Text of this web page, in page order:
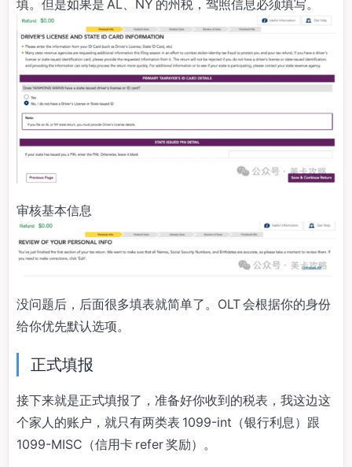
填。但是如果是 AL、NY 的州税，驾照信息必须填写。
审核基本信息
没问题后，后面很多填表就简单了。OLT 会根据你的身份
给你优先默认选项。
正式填报
接下来就是正式填报了，准备好你收到的税表，我这边这
个家人的账户，就只有两类表 1099-int（银行利息）跟
1099-MISC（信用卡 refer 奖励）。